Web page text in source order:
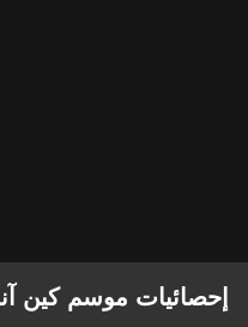
إحصائيات موسم كين